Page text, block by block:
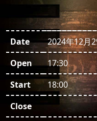
Date
2024年12月
Open
17:30
Start
18:00
Close